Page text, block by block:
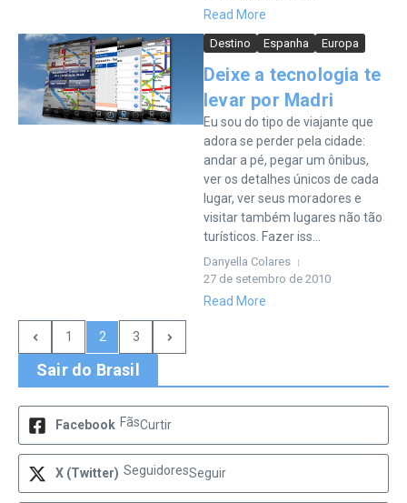
Read More
Destino Espanha Europa
Deixe a tecnologia te
levar por Madri
Eu sou do tipo de viajante que
adora se perder pela cidade:
andar a pé, pegar um ônibus,
ver os detalhes únicos de cada
lugar, ver seus moradores e
visitar também lugares não tão
turísticos. Fazer iss...
Danyella Colares
27 de setembro de 2010
Read More
1 2 3
Sair do Brasil
Facebook FãsCurtir
X (Twitter) SeguidoresSeguir